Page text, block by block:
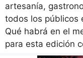
artesanía,
todos los públicos
Qué habrá en el
para esta edición